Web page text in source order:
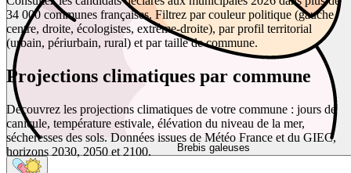
Brebis galeuses
34 000 communes françaises. Filtrez par couleur politique (gauche,
centre, droite, écologistes, extrême-droite), par profil territorial
(urbain, périurbain, rural) et par taille de commune.
Projections climatiques par commune
Découvrez les projections climatiques de votre commune : jours de
canicule, température estivale, élévation du niveau de la mer,
sécheresses des sols. Données issues de Météo France et du GIEC,
horizons 2030, 2050 et 2100.